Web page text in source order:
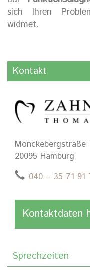
sich Ihren
widmet.
Kontakt
Mönckebergstraße
20095 Hamburg
040 – 35 71 91
Kontaktdaten
Sprechzeiten